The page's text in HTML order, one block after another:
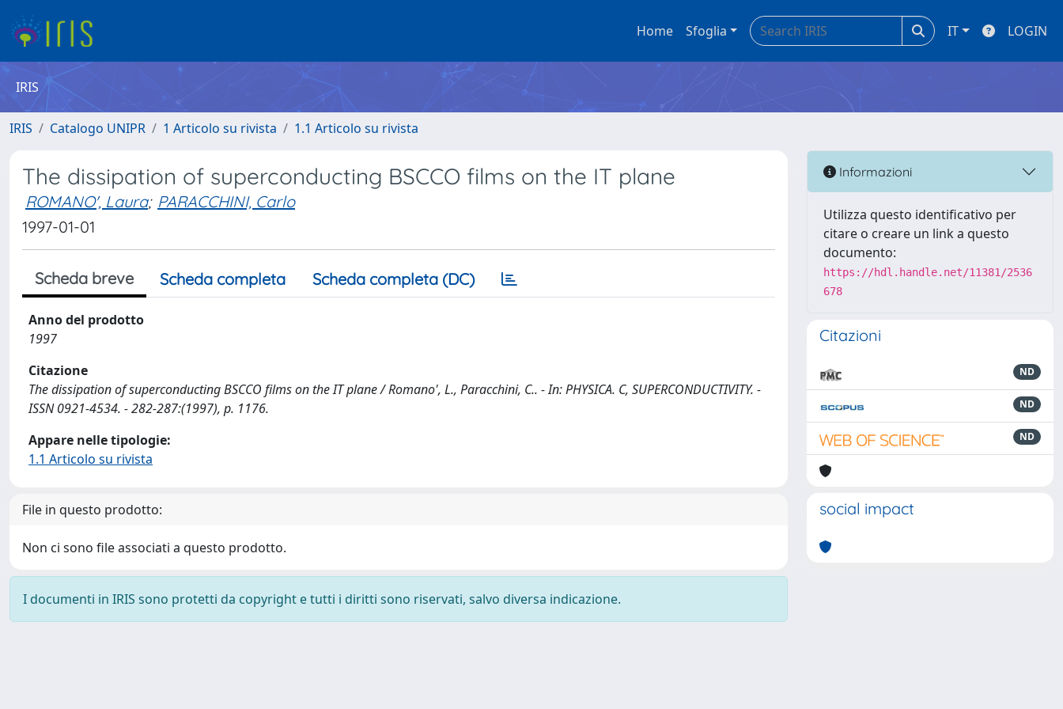
Home Sfoglia IT LOGIN
IRIS
IRIS Catalogo UNIPR 1 Articolo su rivista 1.1 Articolo su rivista
The dissipation of superconducting BSCCO films on the IT plane
ROMANO', Laura; PARACCHINI, Carlo
1997-01-01
Scheda breve Scheda completa Scheda completa (DC)
Anno del prodotto
1997
Citazione
The dissipation of superconducting BSCCO films on the IT plane / Romano', L., Paracchini, C.. - In: PHYSICA. C, SUPERCONDUCTIVITY. -
ISSN 0921-4534. - 282-287:(1997), p. 1176.
Appare nelle tipologie:
1.1 Articolo su rivista
File in questo prodotto:
Non ci sono file associati a questo prodotto.
I documenti in IRIS sono protetti da copyright e tutti i diritti sono riservati, salvo diversa indicazione.
Informazioni
Utilizza questo identificativo per
citare o creare un link a questo
documento:
https://hdl.handle.net/11381/2536
678
Citazioni
ND
ND
ND
social impact